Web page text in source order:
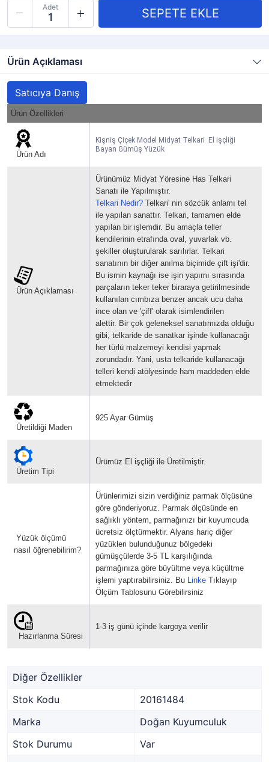
Adet
Ürün Açıklaması
Satıcıya Danış
Ürün Özellikleri
Ürün Adı
Kişniş Çiçek Model Midyat Telkari El işçliği
Bayan Gümüş Yüzük
Ürün Açıklaması
Ürünümüz Midyat Yöresine Has Telkari
Sanatı ile Yapılmıştır.
Telkari Nedir? Telkari' nin sözcük anlamı tel
ile yapılan sanattır. Telkari, tamamen elde
yapılan bir işlemdir. Bu amaçla teller
kendilerinin etrafında oval, yuvarlak vb.
şekiller oluşturularak sarılırlar. Telkari
sanatının bir diğer anılma biçimide çift işi'dir.
Bu ismin kaynağı ise işin yapımı sırasında
parçaların teker teker biraraya getirilmesinde
kullanılan cımbıza benzer ancak ucu daha
ince olan ve 'çiff' olarak isimlendirilen
alettir. Bir çok geleneksel sanatımızda olduğu
gibi, telkaride de sanatkar işinde kullanacağı
her türlü malzemeyi kendisi yapmak
zorundadır. Yani, usta telkaride kullanacağı
telleri kendi atölyesinde ham maddeden elde
etmektedir
Üretildiği Maden
925 Ayar Gümüş
Üretim Tipi
Ürümüz El işçliği ile Üretilmiştir.
Yüzük ölçümü
nasıl öğrenebilirim?
Ürünlerimizi sizin verdiğiniz parmak ölçüsüne
göre gönderiyoruz. Parmak ölçüsünde en
sağlıklı yöntem, parmağınızı bir kuyumcuda
ücretsiz ölçtürmektir. Alyans hariç diğer
yüzükleri bulunduğunuz bölgedeki
gümüşçülerde 3-5 TL karşılığında
parmağınıza göre büyültme veya küçültme
işlemi yaptırabilirsiniz. Bu Linke Tıklayıp
Ölçüm Tablosunu Görebilirsiniz
Hazırlanma Süresi
1-3 iş günü içinde kargoya verilir
Diğer Özellikler
Stok Kodu
20161484
Marka
Doğan Kuyumculuk
Stok Durumu
Var